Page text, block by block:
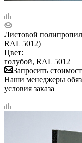
Листовой
RAL 5012)
Цвет:
голубой, RAL 5012
Запросить
Наши менеджеры
условия заказа